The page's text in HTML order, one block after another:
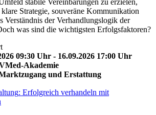
klare Strategie, souveräne Kommunikation
Verständnis der Verhandlungslogik der
was sind die wichtigsten Erfolgsfaktoren?
09:30 Uhr - 16.09.2026 17:00 Uhr
Akademie
und Erstattung
: Erfolgreich verhandeln mit